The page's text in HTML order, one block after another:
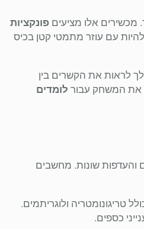
אלו מציעים פונקציות
להיות עם עוזר מתמטי קטן בכיס
לראות את הקשרים בין
את המשחק עבור לומדים
והעדפות שונות. מחשבים
טריגונומטריה ולוגריתמים.
כספים.